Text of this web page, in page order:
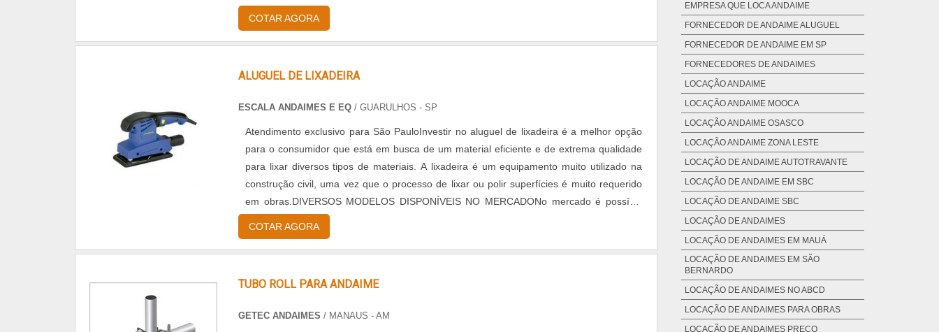
Largura dos painéis: 1 m x 1....
COTAR AGORA
ALUGUEL DE LIXADEIRA
ESCALA ANDAIMES E EQ/ GUARULHOS - SP
Atendimento exclusivo para São PauloInvestir no aluguel de lixadeira é a melhor opção
para o consumidor que está em busca de um material eficiente e de extrema qualidade
para lixar diversos tipos de materiais. A lixadeira é um equipamento muito utilizado na
construção civil, uma vez que o processo de lixar ou polir superfícies é muito requerido
em obras.DIVERSOS MODELOS DISPONÍVEIS NO MERCADONo mercado é possível
encontrar diversos modelos de lixadeira, dessa forma é preciso pesquisar e optar po.
COTAR AGORA
TUBO ROLL PARA ANDAIME
GETEC ANDAIMES / MANAUS - AM
EMPRESA QUE LOCA ANDAIME
FORNECEDOR DE ANDAIME ALUGUEL
FORNECEDOR DE ANDAIME EM SP
FORNECEDORES DE ANDAIMES
LOCAÇÃO ANDAIME
LOCAÇÃO ANDAIME MOOCA
LOCAÇÃO ANDAIME OSASCO
LOCAÇÃO ANDAIME ZONA LESTE
LOCAÇÃO DE ANDAIME AUTOTRAVANTE
LOCAÇÃO DE ANDAIME EM SBC
LOCAÇÃO DE ANDAIME SBC
LOCAÇÃO DE ANDAIMES
LOCAÇÃO DE ANDAIMES EM MAUÁ
LOCAÇÃO DE ANDAIMES EM SÃO
BERNARDO
LOCAÇÃO DE ANDAIMES NO ABCD
LOCAÇÃO DE ANDAIMES PARA OBRAS
LOCAÇÃO DE ANDAIMES PREÇO